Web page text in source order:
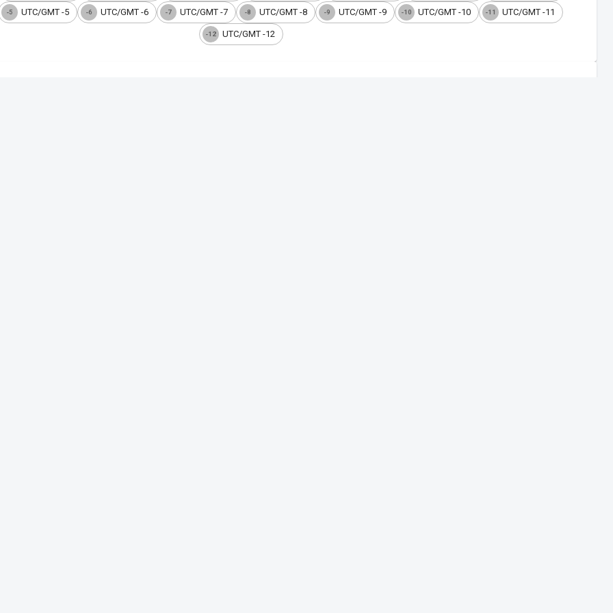
-5 UTC/GMT -5 -6 UTC/GMT -6 -7 UTC/GMT -7 -8 UTC/GMT -8 -9 UTC/GMT -9 -10 UTC/GMT -10 -11 UTC/GMT -11
-12 UTC/GMT -12